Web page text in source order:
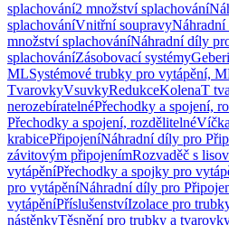
splachování2 množství splachování
splachováníVnitřní soupravy
množství splachováníNáhradní díly
splachováníZásobovací systémy
MLSystémové trubky pro vytápění,
TvarovkyVsuvkyRedukceKolenaT
nerozebíratelnéPřechodky a spojení,
Přechodky a spojení, rozdělitelnéVíčka
krabicePřipojeníNáhradní díly pro
závitovým připojenímRozvaděč s
vytápěníPřechodky a spojky pro
pro vytápěníNáhradní díly pro
vytápěníPříslušenstvíIzolace pro
nástěnkyTěsnění pro trubky a